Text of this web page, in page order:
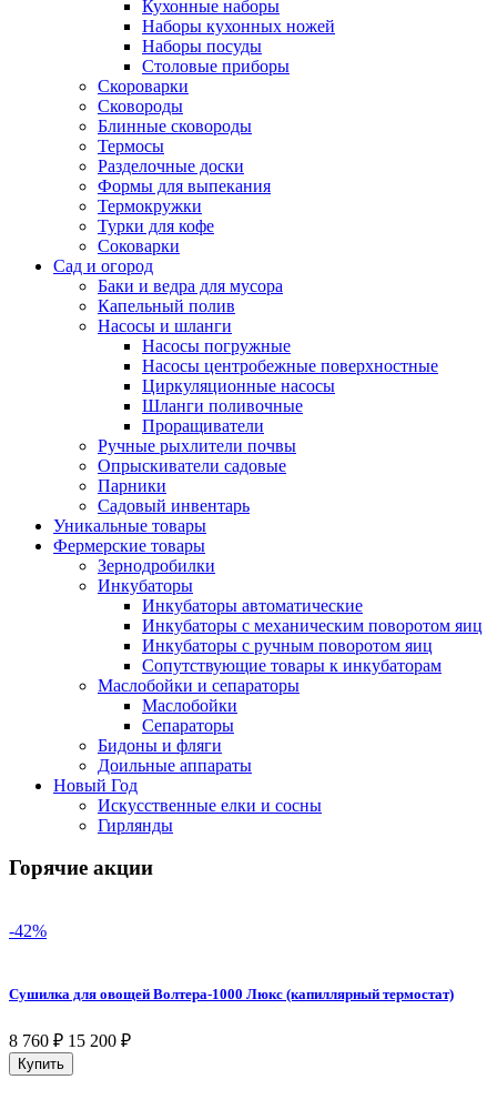
Кухонные наборы
Наборы кухонных ножей
Наборы посуды
Столовые приборы
Скороварки
Сковороды
Блинные сковороды
Термосы
Разделочные доски
Формы для выпекания
Термокружки
Турки для кофе
Соковарки
Сад и огород
Баки и ведра для мусора
Капельный полив
Насосы и шланги
Насосы погружные
Насосы центробежные поверхностные
Циркуляционные насосы
Шланги поливочные
Проращиватели
Ручные рыхлители почвы
Опрыскиватели садовые
Парники
Садовый инвентарь
Уникальные товары
Фермерские товары
Зернодробилки
Инкубаторы
Инкубаторы автоматические
Инкубаторы с механическим поворотом яиц
Инкубаторы с ручным поворотом яиц
Сопутствующие товары к инкубаторам
Маслобойки и сепараторы
Маслобойки
Сепараторы
Бидоны и фляги
Доильные аппараты
Новый Год
Искусственные елки и сосны
Гирлянды
Горячие акции
-42%
Сушилка для овощей Волтера-1000 Люкс (капиллярный термостат)
8 760 ₽ 15 200 ₽
Купить